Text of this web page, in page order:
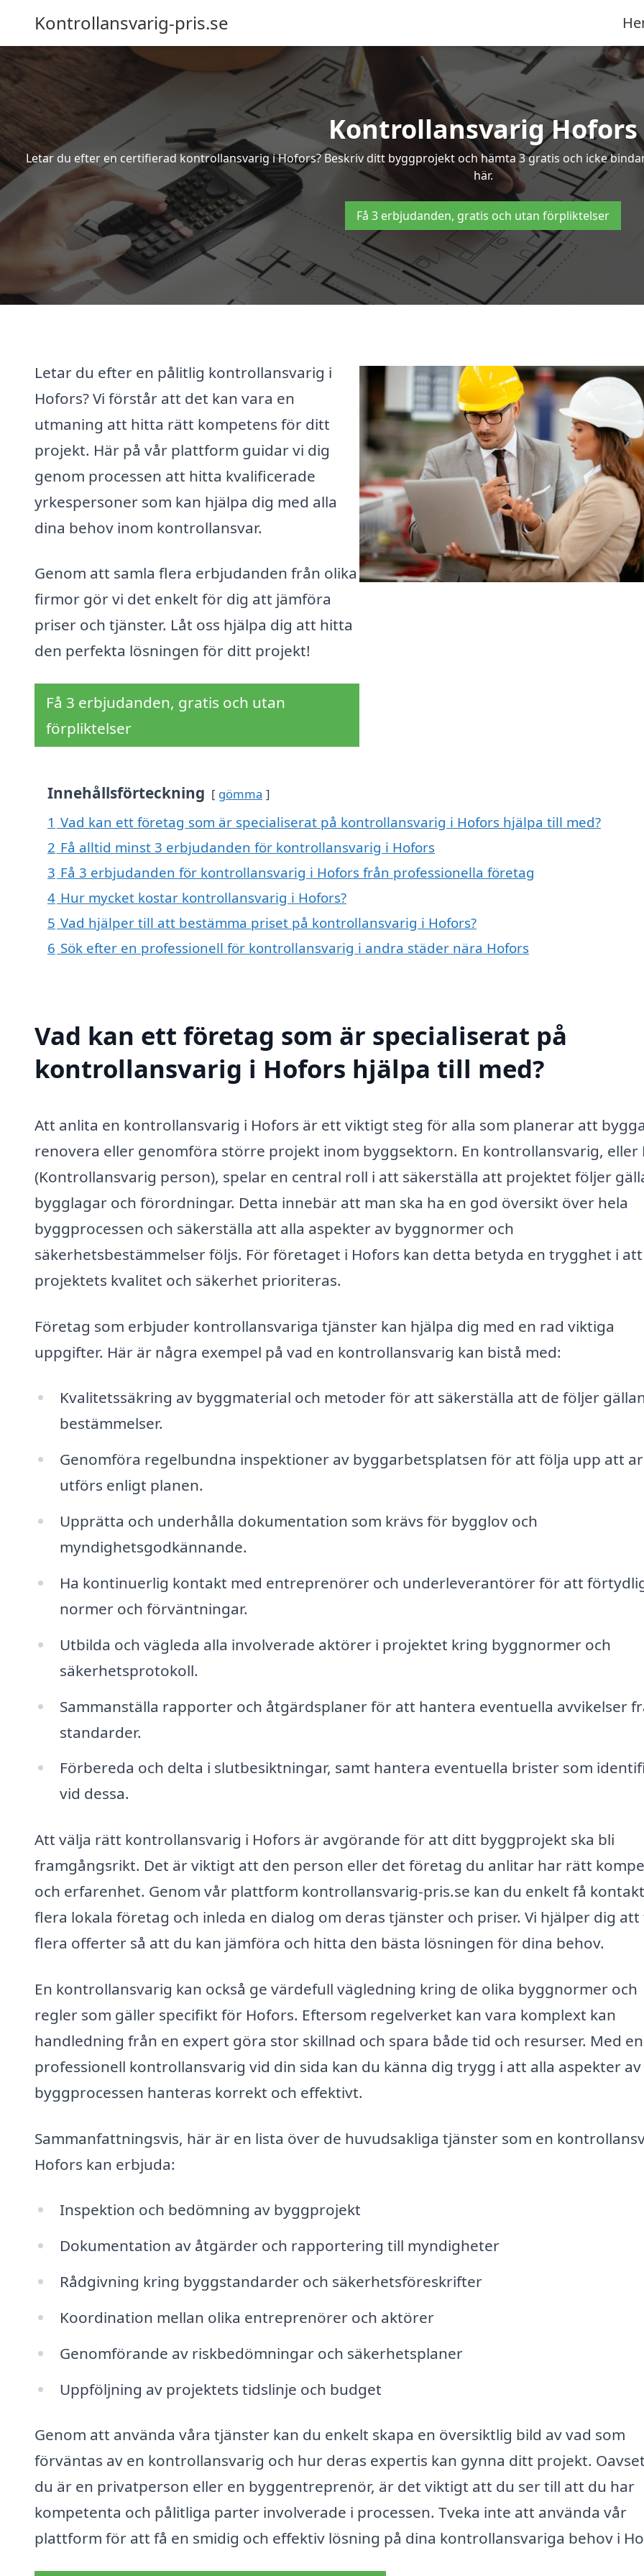
Kontrollansvarig-pris.se
Kontrollansvarig Hofors
Letar du efter en certifierad kontrollansvarig i Hofors? Beskriv ditt byggprojekt och hämta 3 gratis och icke
här.
Få 3 erbjudanden, gratis och utan förpliktelser
Letar du efter en pålitlig kontrollansvarig i
Hofors? Vi förstår att det kan vara en
utmaning att hitta rätt kompetens för ditt
projekt. Här på vår plattform guidar vi dig
genom processen att hitta kvalificerade
yrkespersoner som kan hjälpa dig med alla
dina behov inom kontrollansvar.
Genom att samla flera erbjudanden från olika
firmor gör vi det enkelt för dig att jämföra
priser och tjänster. Låt oss hjälpa dig att hitta
den perfekta lösningen för ditt projekt!
Få 3 erbjudanden, gratis och utan
förpliktelser
Innehållsförteckning gömma
1 Vad kan ett företag som är specialiserat på kontrollansvarig i Hofors hjälpa till med?
2 Få alltid minst 3 erbjudanden för kontrollansvarig i Hofors
3 Få 3 erbjudanden för kontrollansvarig i Hofors från professionella företag
4 Hur mycket kostar kontrollansvarig i Hofors?
5 Vad hjälper till att bestämma priset på kontrollansvarig i Hofors?
6 Sök efter en professionell för kontrollansvarig i andra städer nära Hofors
Vad kan ett företag som är specialiserat på
kontrollansvarig i Hofors hjälpa till med?
Att anlita en kontrollansvarig i Hofors är ett viktigt steg för alla som planerar att
renovera eller genomföra större projekt inom byggsektorn. En kontrollansvarig, eller
(Kontrollansvarig person), spelar en central roll i att säkerställa att projektet följer
bygglagar och förordningar. Detta innebär att man ska ha en god översikt över hela
byggprocessen och säkerställa att alla aspekter av byggnormer och
säkerhetsbestämmelser följs. För företaget i Hofors kan detta betyda en trygghet i att
projektets kvalitet och säkerhet prioriteras.
Företag som erbjuder kontrollansvariga tjänster kan hjälpa dig med en rad viktiga
uppgifter. Här är några exempel på vad en kontrollansvarig kan bistå med:
Kvalitetssäkring av byggmaterial och metoder för att säkerställa att de följer
bestämmelser.
Genomföra regelbundna inspektioner av byggarbetsplatsen för att följa upp att
utförs enligt planen.
Upprätta och underhålla dokumentation som krävs för bygglov och
myndighetsgodkännande.
Ha kontinuerlig kontakt med entreprenörer och underleverantörer för att
normer och förväntningar.
Utbilda och vägleda alla involverade aktörer i projektet kring byggnormer och
säkerhetsprotokoll.
Sammanställa rapporter och åtgärdsplaner för att hantera eventuella avvikelser
standarder.
Förbereda och delta i slutbesiktningar, samt hantera eventuella brister som
vid dessa.
Att välja rätt kontrollansvarig i Hofors är avgörande för att ditt byggprojekt ska bli
framgångsrikt. Det är viktigt att den person eller det företag du anlitar har rätt
och erfarenhet. Genom vår plattform kontrollansvarig-pris.se kan du enkelt få
flera lokala företag och inleda en dialog om deras tjänster och priser. Vi hjälper dig att
flera offerter så att du kan jämföra och hitta den bästa lösningen för dina behov.
En kontrollansvarig kan också ge värdefull vägledning kring de olika byggnormer och
regler som gäller specifikt för Hofors. Eftersom regelverket kan vara komplext kan
handledning från en expert göra stor skillnad och spara både tid och resurser. Med en
professionell kontrollansvarig vid din sida kan du känna dig trygg i att alla aspekter av
byggprocessen hanteras korrekt och effektivt.
Sammanfattningsvis, här är en lista över de huvudsakliga tjänster som en
Hofors kan erbjuda:
Inspektion och bedömning av byggprojekt
Dokumentation av åtgärder och rapportering till myndigheter
Rådgivning kring byggstandarder och säkerhetsföreskrifter
Koordination mellan olika entreprenörer och aktörer
Genomförande av riskbedömningar och säkerhetsplaner
Uppföljning av projektets tidslinje och budget
Genom att använda våra tjänster kan du enkelt skapa en översiktlig bild av vad som
förväntas av en kontrollansvarig och hur deras expertis kan gynna ditt projekt.
du är en privatperson eller en byggentreprenör, är det viktigt att du ser till att du har
kompetenta och pålitliga parter involverade i processen. Tveka inte att använda vår
plattform för att få en smidig och effektiv lösning på dina kontrollansvariga behov i